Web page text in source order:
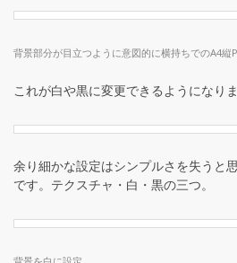
背景部分が目立つように意図的に横持ちでのA4縦
これが白や黒に変更できるようになりま
余り細かな設定はシンプルさを失うと
です。テクスチャ・白・黒の三つ。